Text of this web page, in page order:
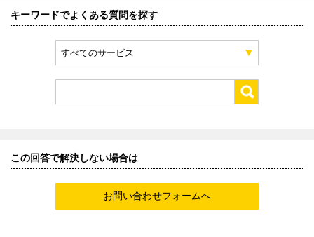
キーワードでよくある質問を探す
すべてのサービス
この回答で解決しない場合は
お問い合わせフォームへ